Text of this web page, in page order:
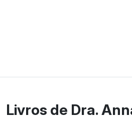
Livros de Dra.